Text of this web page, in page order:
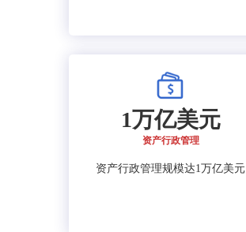
1万亿美元
资产行政管理
资产行政管理规模达1万亿美元